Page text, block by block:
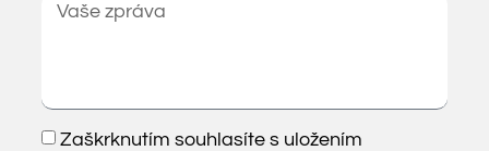
Zaškrknutím souhlasíte s uložením